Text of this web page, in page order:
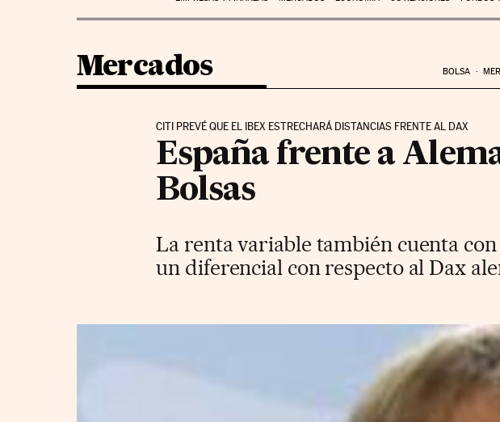
Mercados BOLSA
CITI PREVÉ QUE EL IBEX ESTRECHARÁ DISTANCIAS FRENTE AL DAX
España frente a
Bolsas
La renta variable también cuenta
un diferencial con respecto al Dax